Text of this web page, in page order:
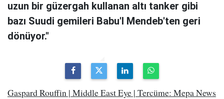
uzun bir güzergah kullanan altı tanker gibi
bazı Suudi gemileri Babu'l Mendeb'ten geri
dönüyor."
Gaspard Rouffin | Middle East Eye | Tercüme: Mepa News